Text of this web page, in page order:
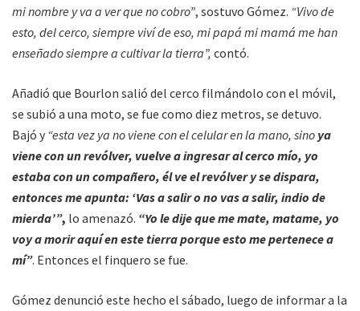
mi nombre y va a ver que no cobro”, sostuvo Gómez. “Vivo de
esto, del cerco, siempre viví de eso, mi papá mi mamá me han
enseñado siempre a cultivar la tierra”, contó.
Añadió que Bourlon salió del cerco filmándolo con el móvil,
se subió a una moto, se fue como diez metros, se detuvo.
Bajó y “esta vez ya no viene con el celular en la mano, sino ya
viene con un revólver, vuelve a ingresar al cerco mío, yo
estaba con un compañero, él ve el revólver y se dispara,
entonces me apunta: ‘Vas a salir o no vas a salir, indio de
mierda’”, lo amenazó. “Yo le dije que me mate, matame, yo
voy a morir aquí en este tierra porque esto me pertenece a
mí”. Entonces el finquero se fue.
Gómez denunció este hecho el sábado, luego de informar a la